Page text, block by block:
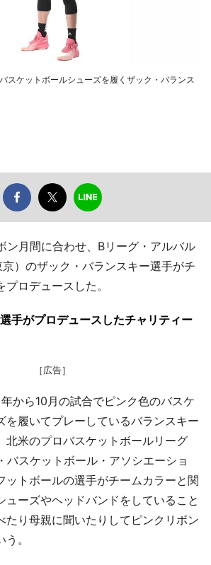
スケットボールシューズを履くザック・バランス
月間に合わせ、Bリーグ・アルバル
）のザック・バランスキー選手がチ
ロデュースした。
手がプロデュースしたチャリティー
［広告］
から10月の試合でピンク色のバスケ
を履いてプレーしているバランスキー
北米のプロバスケットボールリーグ
バスケットボール・アソシエーショ
ットボールの選手がチームカラーと関
ューズやヘッドバンドをしていること
たり母親に聞いたりしてピンクリボン
。